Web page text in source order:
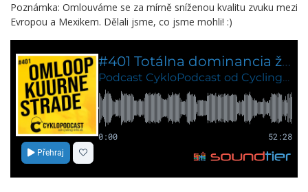
Poznámka: Omlouváme se za mírně sníženou kvalitu zvuku mezi
Evropou a Mexikem. Dělali jsme, co jsme mohli! :)